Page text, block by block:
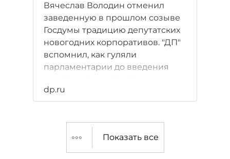
Вячеслав Володин отменил
заведенную в прошлом созыве
Госдумы традицию депутатских
новогодних корпоративов. "ДП"
вспомнил, как гуляли
парламентарии до введения
dp.ru
Показать все